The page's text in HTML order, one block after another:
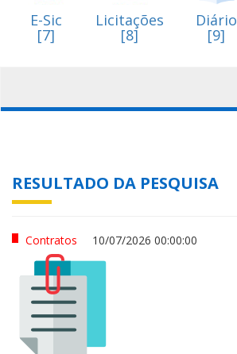
E-Sic
[7]
Licitações
[8]
Diário
[9]
RESULTADO DA PESQUISA
Contratos 10/07/2026 00:00:00